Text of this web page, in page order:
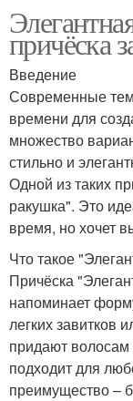
причёска
Введение
Современные
времени для
множество
стильно и
Одной из таких
ракушка". Это
время, но хочет
Что такое
Причёска
напоминает
легких завитков
придают волосам
подходит для
преимущество –